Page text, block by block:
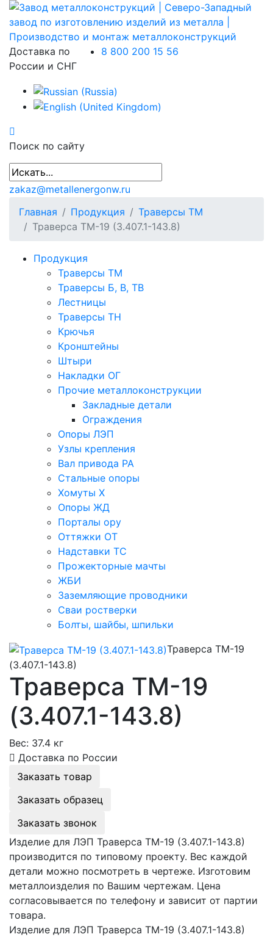
Доставка по
России и СНГ
8 800 200 15 56
Поиск по сайту
zakaz@metallenergonw.ru
Главная
Продукция
Траверсы ТМ
Траверса ТМ-19 (3.407.1-143.8)
Продукция
Траверсы ТМ
Траверсы Б, В, ТВ
Лестницы
Траверсы ТН
Крючья
Кронштейны
Штыри
Накладки ОГ
Прочие металлоконструкции
Закладные детали
Ограждения
Опоры ЛЭП
Узлы крепления
Вал привода РА
Стальные опоры
Хомуты Х
Опоры ЖД
Порталы ору
Оттяжки ОТ
Надставки ТС
Прожекторные мачты
ЖБИ
Заземляющие проводники
Сваи ростверки
Болты, шайбы, шпильки
Траверса ТМ-19
(3.407.1-143.8)
Траверса ТМ-19
(3.407.1-143.8)
Вес: 37.4 кг
Доставка по России
Заказать товар
Заказать образец
Заказать звонок
Изделие для ЛЭП Траверса ТМ-19 (3.407.1-143.8)
производится по типовому проекту. Вес каждой
детали можно посмотреть в чертеже. Изготовим
металлоизделия по Вашим чертежам. Цена
согласовывается по телефону и зависит от партии
товара.
Изделие для ЛЭП Траверса ТМ-19 (3.407.1-143.8)